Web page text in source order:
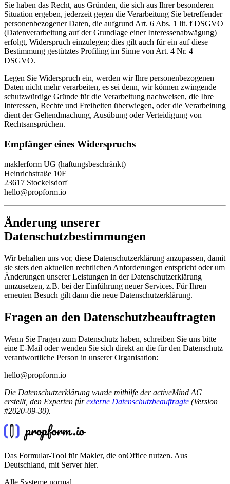
Sie haben das Recht, aus Gründen, die sich aus Ihrer besonderen
Situation ergeben, jederzeit gegen die Verarbeitung Sie betreffender
personenbezogener Daten, die aufgrund Art. 6 Abs. 1 lit. f DSGVO
(Datenverarbeitung auf der Grundlage einer Interessenabwägung)
erfolgt, Widerspruch einzulegen; dies gilt auch für ein auf diese
Bestimmung gestütztes Profiling im Sinne von Art. 4 Nr. 4
DSGVO.
Legen Sie Widerspruch ein, werden wir Ihre personenbezogenen
Daten nicht mehr verarbeiten, es sei denn, wir können zwingende
schutzwürdige Gründe für die Verarbeitung nachweisen, die Ihre
Interessen, Rechte und Freiheiten überwiegen, oder die Verarbeitung
dient der Geltendmachung, Ausübung oder Verteidigung von
Rechtsansprüchen.
Empfänger eines Widerspruchs
maklerform UG (haftungsbeschränkt)
Heinrichstraße 10F
23617 Stockelsdorf
hello@propform.io
Änderung unserer
Datenschutzbestimmungen
Wir behalten uns vor, diese Datenschutzerklärung anzupassen, damit
sie stets den aktuellen rechtlichen Anforderungen entspricht oder um
Änderungen unserer Leistungen in der Datenschutzerklärung
umzusetzen, z.B. bei der Einführung neuer Services. Für Ihren
erneuten Besuch gilt dann die neue Datenschutzerklärung.
Fragen an den Datenschutzbeauftragten
Wenn Sie Fragen zum Datenschutz haben, schreiben Sie uns bitte
eine E-Mail oder wenden Sie sich direkt an die für den Datenschutz
verantwortliche Person in unserer Organisation:
hello@propform.io
Die Datenschutzerklärung wurde mithilfe der activeMind AG
erstellt, den Experten fürexterne Datenschutzbeauftragte (Version
#2020-09-30).
Das Formular-Tool für Makler, die onOffice nutzen. Aus
Deutschland, mit Server hier.